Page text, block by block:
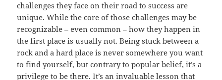
challenges they face on their road to success are
unique. While the core of those challenges may be
recognizable – even common – how they happen in
the first place is usually not. Being stuck between a
rock and a hard place is never somewhere you want
to find yourself, but contrary to popular belief, it’s a
privilege to be there. It’s an invaluable lesson that